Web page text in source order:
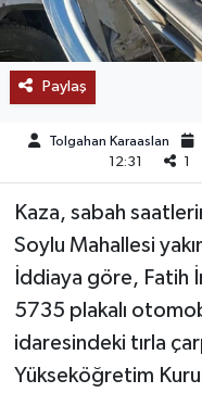
Paylaş
Tolgahan Karaaslan
12:31
1
Kaza, sabah
Soylu Mahallesi
İddiaya göre, Fatih
5735 plakalı
idaresindeki tırla
Yükseköğretim
KEŞFET
POPÜLER
DÜNYA
TREND
MEDYA
OTOMOTİV
TEKNOLOJİ